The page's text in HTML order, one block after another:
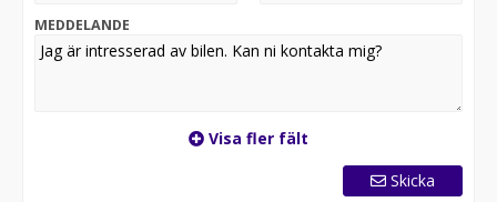
MEDDELANDE
Visa fler fält
Skicka